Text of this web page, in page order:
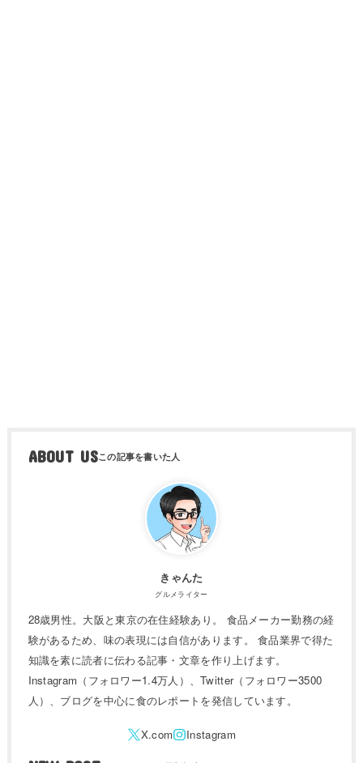
ABOUT US
きゃんた
グルメライター
28歳男性。大阪と東京の在住経験あり。 食品メーカー勤務の経
験があるため、味の表現には自信があります。 食品業界で得た
知識を素に読者に伝わる記事・文章を作り上げます。
Instagram（フォロワー1.4万人）、Twitter（フォロワー3500
人）、ブログを中心に食のレポートを発信しています。